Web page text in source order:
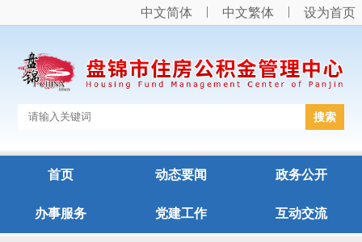
中文简体 中文繁体 设为首页
首页 动态要闻 政务公开
办事服务 党建工作 互动交流